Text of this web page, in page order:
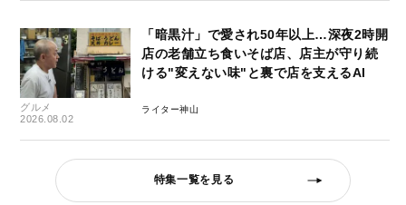
グルメ
2026.08.02
「暗黒汁」で愛され50年以上…深夜2時開
店の老舗立ち食いそば店、店主が守り続
ける"変えない味"と裏で店を支えるAI
ライター神山
特集一覧を見る